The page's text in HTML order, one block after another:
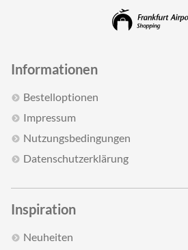
Informationen
Bestelloptionen
Impressum
Nutzungsbedingungen
Datenschutzerklärung
Inspiration
Neuheiten